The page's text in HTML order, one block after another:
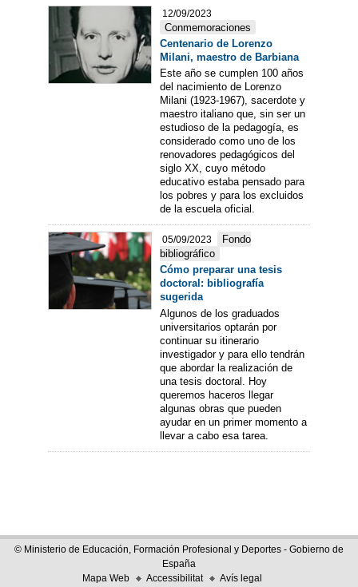
12/09/2023
Conmemoraciones
Centenario de Lorenzo
Milani, maestro de Barbiana
Este año se cumplen 100 años
del nacimiento de Lorenzo
Milani (1923-1967), sacerdote y
maestro italiano que, sin ser un
estudioso de la pedagogía, es
considerado como uno de los
renovadores pedagógicos del
siglo XX, cuyo método
educativo estaba pensado para
los pobres y para los excluidos
de la escuela oficial.
05/09/2023
Fondo
bibliográfico
Cómo preparar una tesis
doctoral: bibliografía
sugerida
Algunos de los graduados
universitarios optarán por
continuar su itinerario
investigador y para ello tendrán
que abordar la realización de
una tesis doctoral. Hoy
queremos haceros llegar
algunas obras que pueden
ayudar en un primer momento a
llevar a cabo esa tarea.
© Ministerio de Educación, Formación Profesional y Deportes - Gobierno de
España
Mapa Web
Accessibilitat Avís legal